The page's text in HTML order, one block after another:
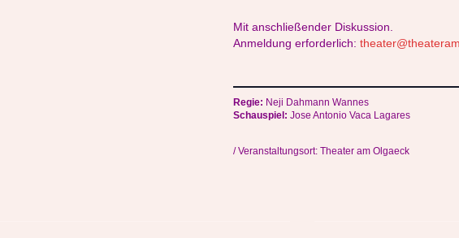
Mit anschließender Diskussion.
Anmeldung erforderlich:
Regie: Neji Dahmann Wannes
Schauspiel: Jose Antonio Vaca Lagares
/ Veranstaltungsort: Theater am Olgaeck